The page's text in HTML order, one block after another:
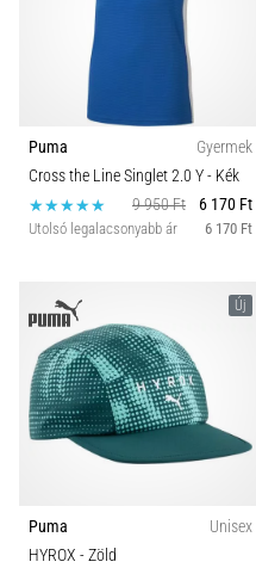
egészségügyi
probléma,
a…
Minden cikk
Puma
Gyermek
Cross the Line Singlet 2.0 Y- Kék
9 950 Ft
6 170 Ft
Utolsó legalacsonyabb ár 6 170 Ft
Új
Puma
Unisex
HYROX - Zöld